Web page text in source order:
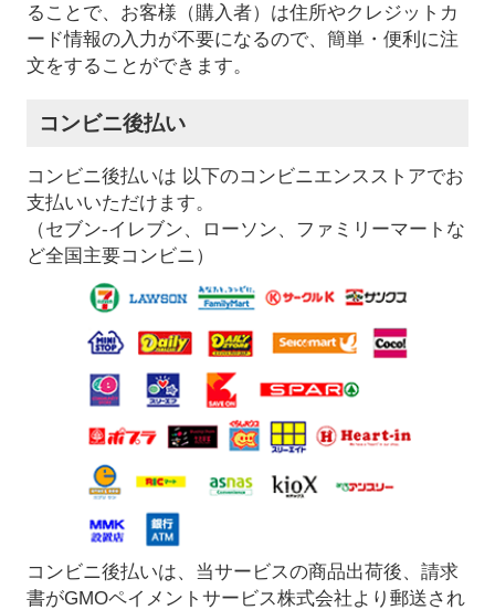
ることで、お客様（購入者）は住所やクレジットカ
ード情報の入力が不要になるので、簡単・便利に注
文をすることができます。
コンビニ後払い
コンビニ後払いは 以下のコンビニエンスストアでお
支払いいただけます。
（セブン-イレブン、ローソン、ファミリーマートな
ど全国主要コンビニ）
コンビニ後払いは、当サービスの商品出荷後、請求
書がGMOペイメントサービス株式会社より郵送され